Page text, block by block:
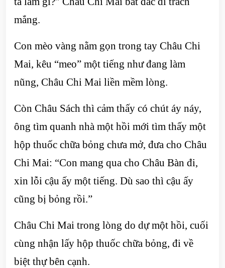
mắng.
Con mèo vàng nằm gọn trong tay Châu Chi
Mai, kêu “meo” một tiếng như đang làm
nũng, Châu Chi Mai liền mềm lòng.
Còn Châu Sách thì cảm thấy có chút áy náy,
ông tìm quanh nhà một hồi mới tìm thấy một
hộp thuốc chữa bỏng chưa mở, đưa cho Châu
Chi Mai: “Con mang qua cho Châu Bàn đi,
xin lỗi cậu ấy một tiếng. Dù sao thì cậu ấy
cũng bị bỏng rồi.”
Châu Chi Mai trong lòng do dự một hồi, cuối
cùng nhận lấy hộp thuốc chữa bỏng, đi về
biệt thự bên cạnh.